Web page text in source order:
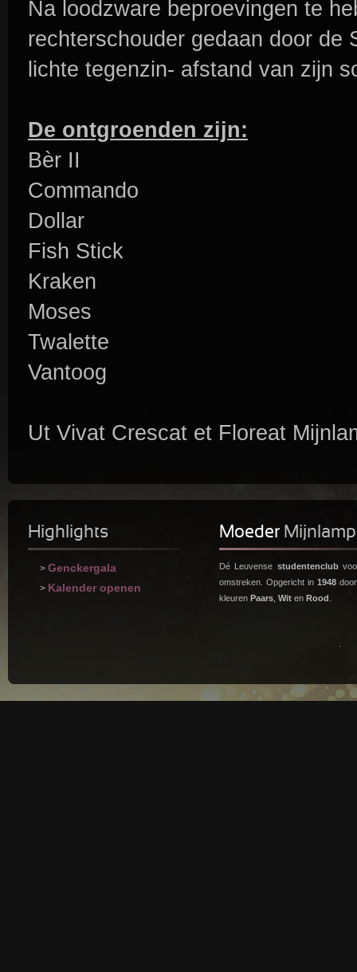
Na loodzware beproevingen te
rechterschouder gedaan door de
lichte tegenzin- afstand van zijn
De ontgroenden zijn:
Bèr II
Commando
Dollar
Fish Stick
Kraken
Moses
Twalette
Vantoog
Ut Vivat Crescat et Floreat
Highlights
> Genckergala
> Kalender openen
Moeder Mijnlamp
Dé Leuvense studentenclub
omstreken. Opgericht in 1948
kleuren Paars Wit en Rood